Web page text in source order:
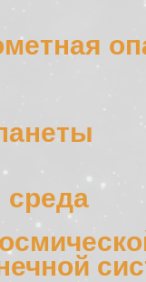
среда